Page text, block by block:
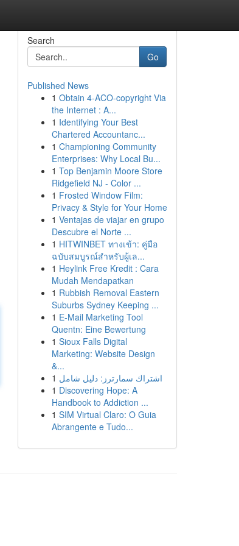
Search
Go
Published News
1 Obtain 4-ACO-copyright Via
the Internet : A...
1 Identifying Your Best
Chartered Accountanc...
1 Championing Community
Enterprises: Why Local Bu...
1 Top Benjamin Moore Store
Ridgefield NJ - Color ...
1 Frosted Window Film:
Privacy & Style for Your Home
1 Ventajas de viajar en grupo
Descubre el Norte ...
1 HITWINBET ทางเข้า: คู่มือ
ฉบับสมบูรณ์สำหรับผู้เล...
1 Heylink Free Kredit : Cara
Mudah Mendapatkan
1 Rubbish Removal Eastern
Suburbs Sydney Keeping ...
1 E-Mail Marketing Tool
Quentn: Eine Bewertung
1 Sioux Falls Digital
Marketing: Website Design
&...
1 اشتراك سمارترز: دليل شامل
1 Discovering Hope: A
Handbook to Addiction ...
1 SIM Virtual Claro: O Guia
Abrangente e Tudo...